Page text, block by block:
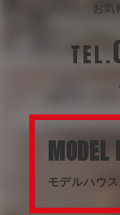
お気
TEL.
MODEL
モデルハウ